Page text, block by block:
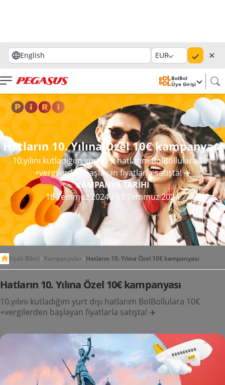
English EUR ✕
BolBol
Üye Girişi
Hatların 10. Yılına Özel 10€ kampanyası
10.yılını kutladığım yurt dışı hatlarım BolBollulara 10€
+vergilerden başlayan fiyatlarla satışta! ✈️
KAMPANYA TARİHİ
18 Temmuz 2024
19 Temmuz 2024
Uçak Bileti Kampanyalar Hatların 10. Yılına Özel 10€ kampanyası
Hatların 10. Yılına Özel 10€ kampanyası
10.yılını kutladığım yurt dışı hatlarım BolBollulara 10€
+vergilerden başlayan fiyatlarla satışta! ✈️